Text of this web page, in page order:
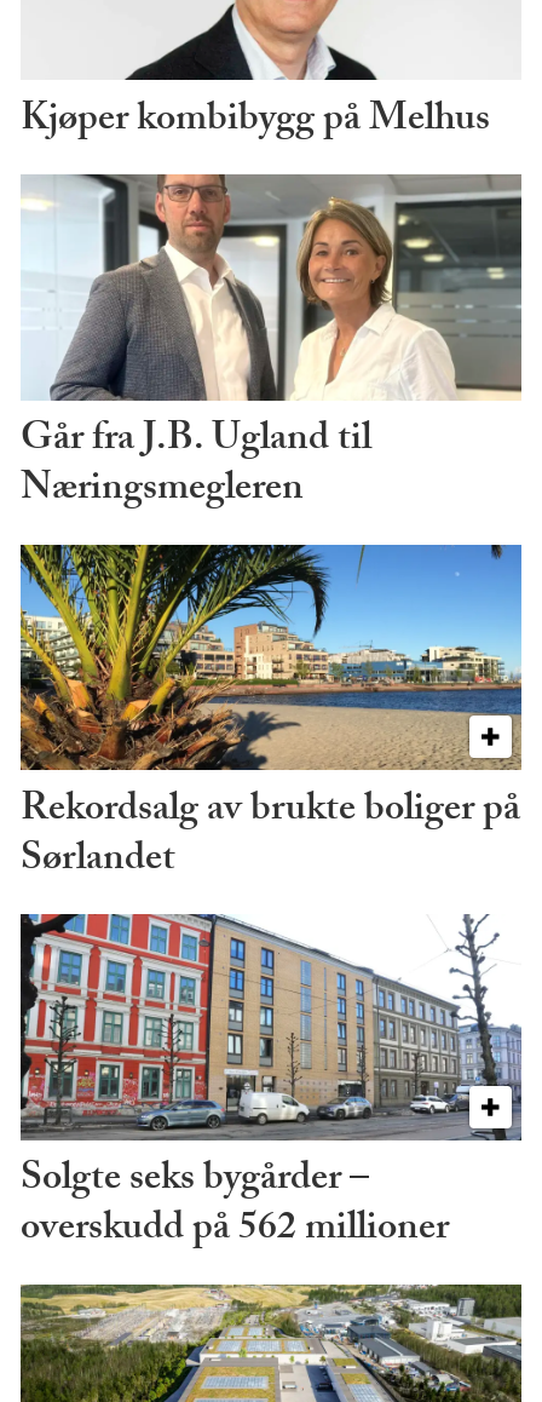
Kjøper kombibygg på Melhus
Går fra J.B. Ugland til
Næringsmegleren
Rekordsalg av brukte boliger på
Sørlandet
Solgte seks bygårder –
overskudd på 562 millioner